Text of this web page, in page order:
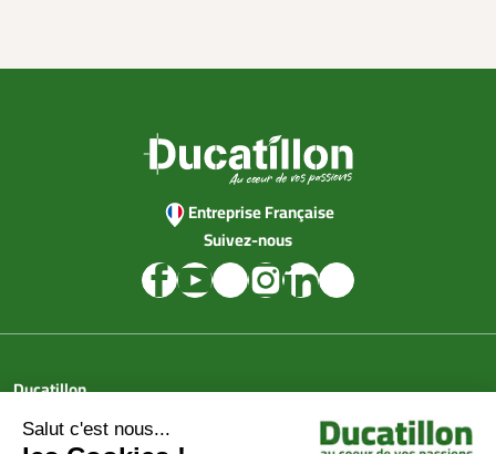
Entreprise Française
Suivez-nous
Ducatillon
Achat en ligne